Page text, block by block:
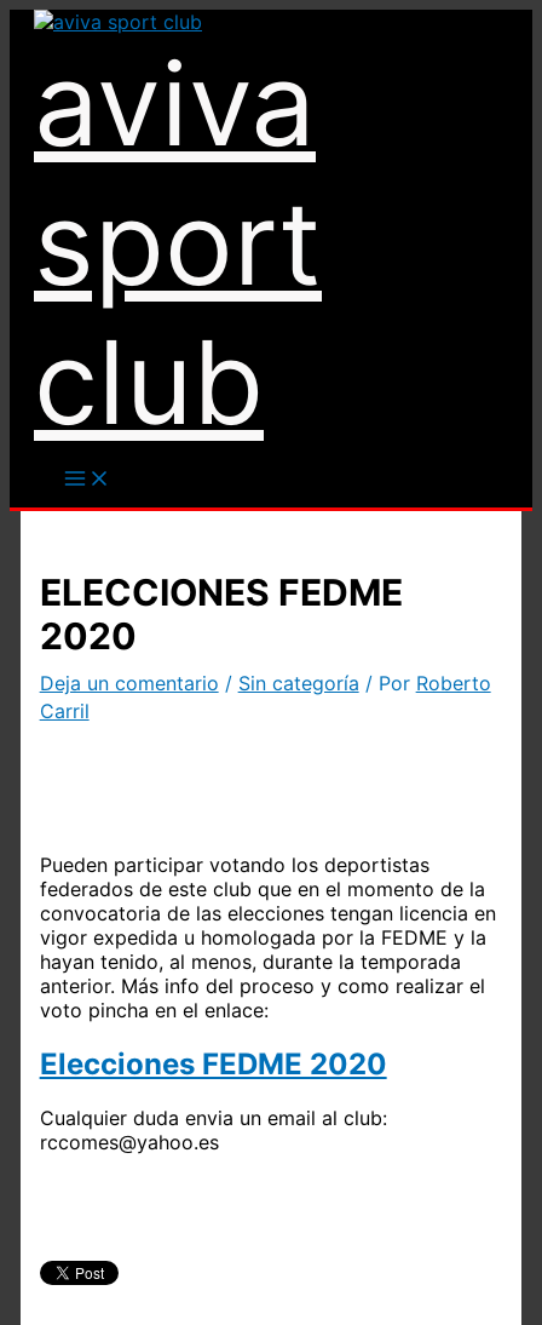
aviva
sport
club
ELECCIONES FEDME
2020
Deja un comentario / Sin categoría / Por Roberto
Carril
Pueden participar votando los deportistas
federados de este club que en el momento de la
convocatoria de las elecciones tengan licencia en
vigor expedida u homologada por la FEDME y la
hayan tenido, al menos, durante la temporada
anterior. Más info del proceso y como realizar el
voto pincha en el enlace:
Elecciones FEDME 2020
Cualquier duda envia un email al club:
rccomes@yahoo.es